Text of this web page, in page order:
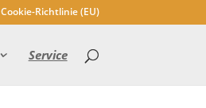
Cookie-Richtlinie (EU)
Service